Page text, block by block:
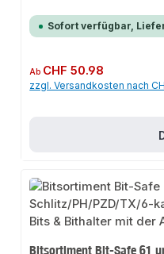
Sofort verfügbar,
Regulärer Preis:
Ab CHF 50.98
zzgl. Versandkosten nach CH
Bitsortiment Bit-Safe 61